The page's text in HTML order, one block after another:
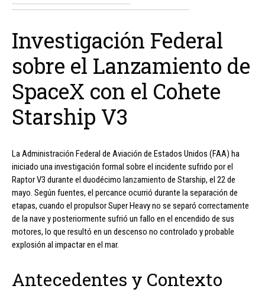
Investigación Federal
sobre el Lanzamiento de
SpaceX con el Cohete
Starship V3
La Administración Federal de Aviación de Estados Unidos (FAA) ha
iniciado una investigación formal sobre el incidente sufrido por el
Raptor V3 durante el duodécimo lanzamiento de Starship, el 22 de
mayo. Según fuentes, el percance ocurrió durante la separación de
etapas, cuando el propulsor Super Heavy no se separó correctamente
de la nave y posteriormente sufrió un fallo en el encendido de sus
motores, lo que resultó en un descenso no controlado y probable
explosión al impactar en el mar.
Antecedentes y Contexto